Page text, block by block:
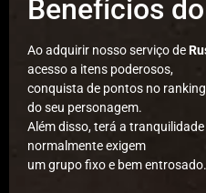
Benefícios
Ao adquirir nosso serviço de
acesso a itens poderosos,
conquista de pontos no
do seu personagem.
Além disso, terá a
normalmente exigem
um grupo fixo e bem entrosado.